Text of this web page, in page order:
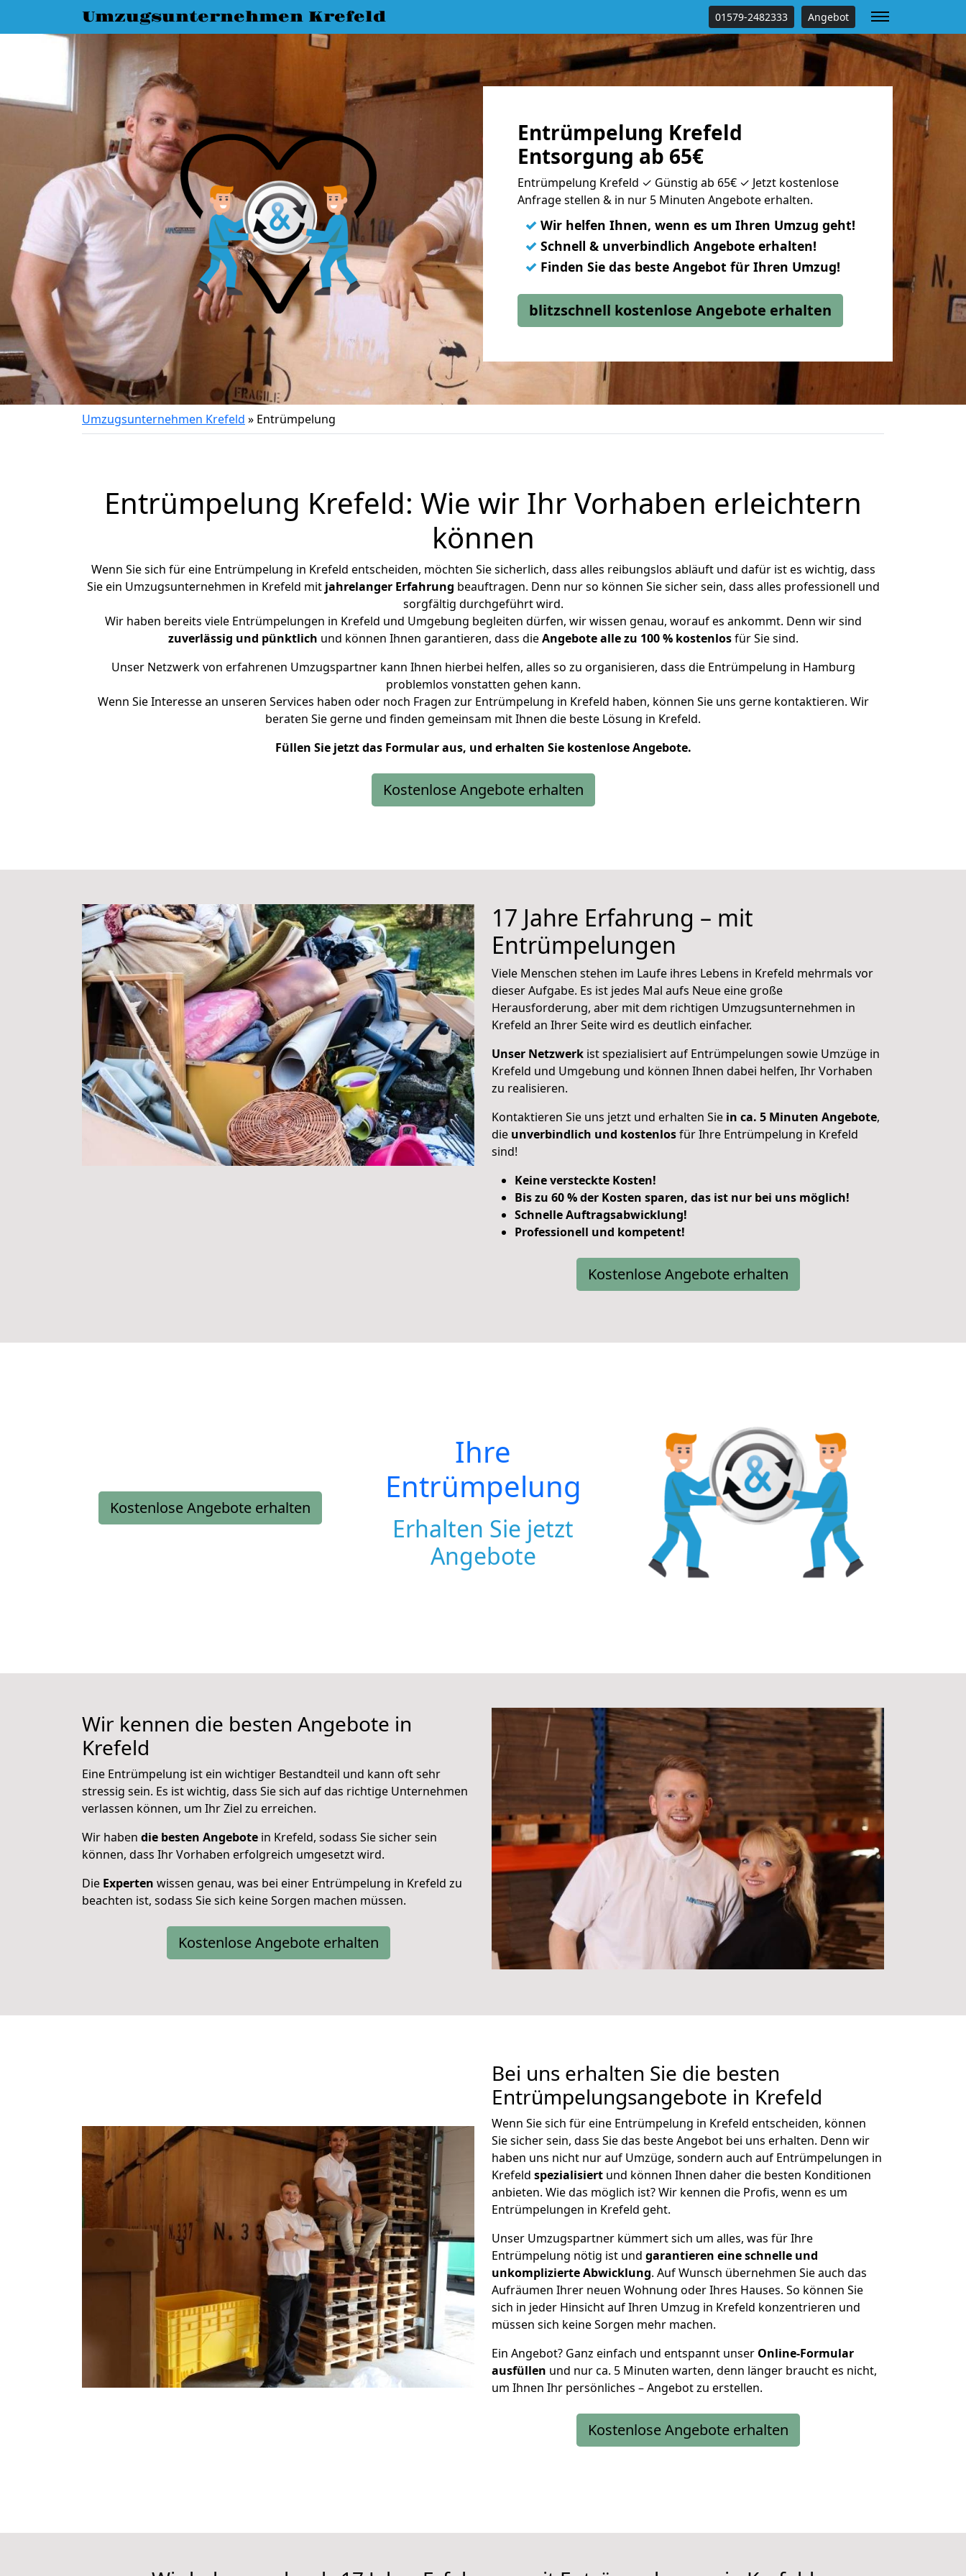
Umzugsunternehmen Krefeld 01579-2482333 Angebot
Entrümpelung Krefeld
Entsorgung ab 65€
Entrümpelung Krefeld ✓ Günstig ab 65€ ✓ Jetzt kostenlose
Anfrage stellen & in nur 5 Minuten Angebote erhalten.
✓ Wir helfen Ihnen, wenn es um Ihren Umzug geht!
✓ Schnell & unverbindlich Angebote erhalten!
✓ Finden Sie das beste Angebot für Ihren Umzug!
blitzschnell kostenlose Angebote erhalten
Umzugsunternehmen Krefeld » Entrümpelung
Entrümpelung Krefeld: Wie wir Ihr Vorhaben erleichtern
können
Wenn Sie sich für eine Entrümpelung in Krefeld entscheiden, möchten Sie sicherlich, dass alles reibungslos abläuft und dafür ist es wichtig, dass
Sie ein Umzugsunternehmen in Krefeld mit jahrelanger Erfahrung beauftragen. Denn nur so können Sie sicher sein, dass alles professionell und
sorgfältig durchgeführt wird.
Wir haben bereits viele Entrümpelungen in Krefeld und Umgebung begleiten dürfen, wir wissen genau, worauf es ankommt. Denn wir sind
zuverlässig und pünktlich und können Ihnen garantieren, dass dieAngebote alle zu 100 % kostenlosfür Sie sind.
Unser Netzwerk von erfahrenen Umzugspartner kann Ihnen hierbei helfen, alles so zu organisieren, dass die Entrümpelung in Hamburg
problemlos vonstatten gehen kann.
Wenn Sie Interesse an unseren Services haben oder noch Fragen zur Entrümpelung in Krefeld haben, können Sie uns gerne kontaktieren. Wir
beraten Sie gerne und finden gemeinsam mit Ihnen die beste Lösung in Krefeld.
Füllen Sie jetzt das Formular aus, und erhalten Sie kostenlose Angebote.
Kostenlose Angebote erhalten
17 Jahre Erfahrung – mit
Entrümpelungen
Viele Menschen stehen im Laufe ihres Lebens in Krefeld mehrmals vor
dieser Aufgabe. Es ist jedes Mal aufs Neue eine große
Herausforderung, aber mit dem richtigen Umzugsunternehmen in
Krefeld an Ihrer Seite wird es deutlich einfacher.
Unser Netzwerk ist spezialisiert auf Entrümpelungen sowie Umzüge in
Krefeld und Umgebung und können Ihnen dabei helfen, Ihr Vorhaben
zu realisieren.
Kontaktieren Sie uns jetzt und erhalten Sie in ca. 5 Minuten Angebote,
die unverbindlich und kostenlosfür Ihre Entrümpelung in Krefeld
sind!
Keine versteckte Kosten!
Bis zu 60 % der Kosten sparen, das ist nur bei uns möglich!
Schnelle Auftragsabwicklung!
Professionell und kompetent!
Kostenlose Angebote erhalten
Kostenlose Angebote erhalten
Ihre
Entrümpelung
Erhalten Sie jetzt
Angebote
Wir kennen die besten Angebote in
Krefeld
Eine Entrümpelung ist ein wichtiger Bestandteil und kann oft sehr
stressig sein. Es ist wichtig, dass Sie sich auf das richtige Unternehmen
verlassen können, um Ihr Ziel zu erreichen.
Wir haben die besten Angebote in Krefeld, sodass Sie sicher sein
können, dass Ihr Vorhaben erfolgreich umgesetzt wird.
Die Experten wissen genau, was bei einer Entrümpelung in Krefeld zu
beachten ist, sodass Sie sich keine Sorgen machen müssen.
Kostenlose Angebote erhalten
Bei uns erhalten Sie die besten
Entrümpelungsangebote in Krefeld
Wenn Sie sich für eine Entrümpelung in Krefeld entscheiden, können
Sie sicher sein, dass Sie das beste Angebot bei uns erhalten. Denn wir
haben uns nicht nur auf Umzüge, sondern auch auf Entrümpelungen in
Krefeld spezialisiert und können Ihnen daher die besten Konditionen
anbieten. Wie das möglich ist? Wir kennen die Profis, wenn es um
Entrümpelungen in Krefeld geht.
Unser Umzugspartner kümmert sich um alles, was für Ihre
Entrümpelung nötig ist und garantieren eine schnelle und
unkomplizierte Abwicklung. Auf Wunsch übernehmen Sie auch das
Aufräumen Ihrer neuen Wohnung oder Ihres Hauses. So können Sie
sich in jeder Hinsicht auf Ihren Umzug in Krefeld konzentrieren und
müssen sich keine Sorgen mehr machen.
Ein Angebot? Ganz einfach und entspannt unser Online-Formular
ausfüllen und nur ca. 5 Minuten warten, denn länger braucht es nicht,
um Ihnen Ihr persönliches – Angebot zu erstellen.
Kostenlose Angebote erhalten